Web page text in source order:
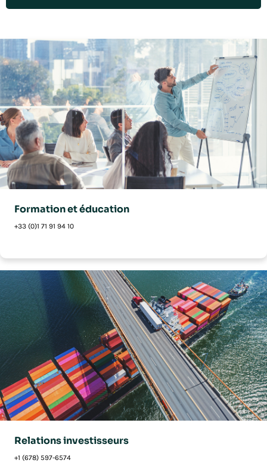
Formation et éducation
+33 (0)1 71 91 94 10
Relations investisseurs
+1 (678) 597-6574